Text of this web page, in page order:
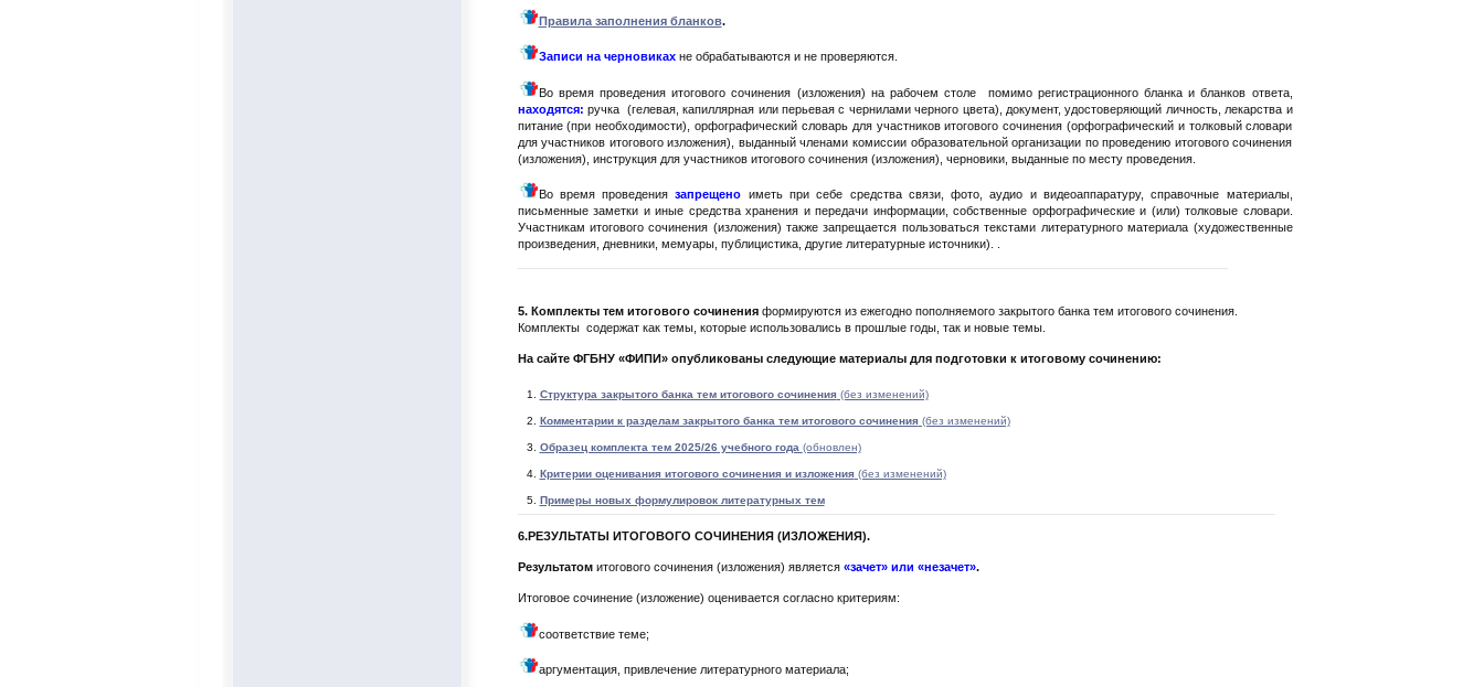
Правила заполнения бланков.
Записи на черновиках не обрабатываются и не проверяются.
Во время проведения итогового сочинения (изложения) на рабочем столе помимо регистрационного бланка и бланков ответа,
находятся: ручка (гелевая, капиллярная или перьевая с чернилами черного цвета), документ, удостоверяющий личность, лекарства и
питание (при необходимости), орфографический словарь для участников итогового сочинения (орфографический и толковый словари
для участников итогового изложения), выданный членами комиссии образовательной организации по проведению итогового сочинения
(изложения), инструкция для участников итогового сочинения (изложения), черновики, выданные по месту проведения.
Во время проведениязапрещено иметь при себе средства связи, фото, аудио и видеоаппаратуру, справочные материалы,
письменные заметки и иные средства хранения и передачи информации, собственные орфографические и (или) толковые словари.
Участникам итогового сочинения (изложения) также запрещается пользоваться текстами литературного материала (художественные
произведения, дневники, мемуары, публицистика, другие литературные источники). .
5. Комплекты тем итогового сочиненияформируются из ежегодно пополняемого закрытого банка тем итогового сочинения.
Комплекты содержат как темы, которые использовались в прошлые годы, так и новые темы.
На сайте ФГБНУ «ФИПИ» опубликованы следующие материалы для подготовки к итоговому сочинению:
Структура закрытого банка тем итогового сочинения(без изменений)
Комментарии к разделам закрытого банка тем итогового сочинения(без изменений)
Образец комплекта тем 2025/26 учебного года (обновлен)
Критерии оценивания итогового сочинения и изложения(без изменений)
Примеры новых формулировок литературных тем
6.РЕЗУЛЬТАТЫ ИТОГОВОГО СОЧИНЕНИЯ (ИЗЛОЖЕНИЯ).
Результатомитогового сочинения (изложения) является «зачет» или «незачет».
Итоговое сочинение (изложение) оценивается согласно критериям:
соответствие теме;
аргументация, привлечение литературного материала;